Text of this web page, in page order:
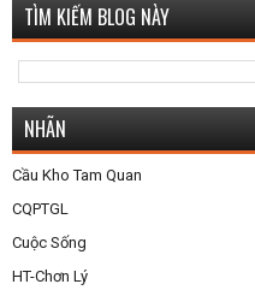
TÌM KIẾM BLOG NÀY
NHÃN
Cầu Kho Tam Quan
CQPTGL
Cuộc Sống
HT-Chơn Lý